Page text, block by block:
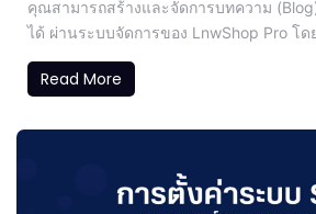
คุณสามารถสร้างและจัดการบทความ
ได้ ผ่านระบบจัดการของ LnwShop Pro โด
Read More